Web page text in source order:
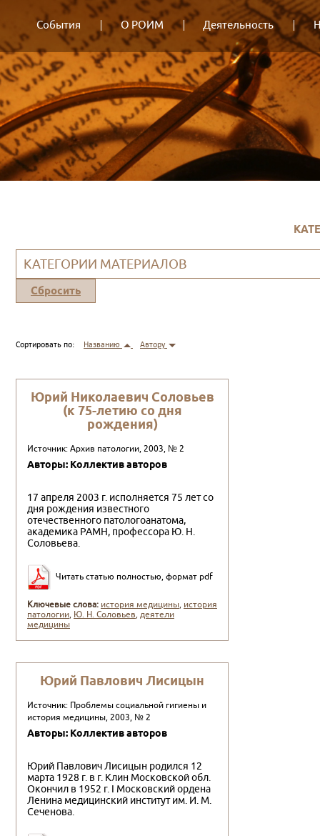
События О РОИМ Деятельность
КАТЕГОРИИ МАТЕРИАЛОВ
Сбросить
Сортировать по: Названию Автору
Юрий Николаевич Соловьев
(к 75-летию со дня
рождения)
Источник: Архив патологии, 2003, № 2
Авторы: Коллектив авторов
17 апреля 2003 г. исполняется 75 лет со
дня рождения известного
отечественного патологоанатома,
академика РАМН, профессора Ю. Н.
Соловьева.
Читать статью полностью, формат pdf
Ключевые слова: история медицины, история
патологии, Ю. Н. Соловьев,деятели
медицины
Юрий Павлович Лисицын
Источник: Проблемы социальной гигиены и
история медицины, 2003, № 2
Авторы: Коллектив авторов
Юрий Павлович Лисицын родился 12
марта 1928 г. в г. Клин Московской обл.
Окончил в 1952 г. I Московский ордена
Ленина медицинский институт им. И. М.
Сече­нова.